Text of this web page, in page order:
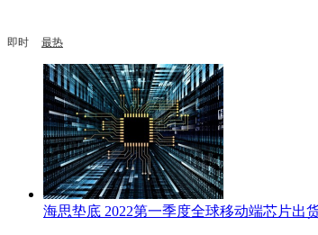
即时 最热
海思垫底 2022第一季度全球移动端芯片出